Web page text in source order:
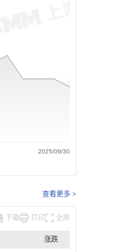
2025/09/30
查看更多 >
下载 打印 全屏
涨跌